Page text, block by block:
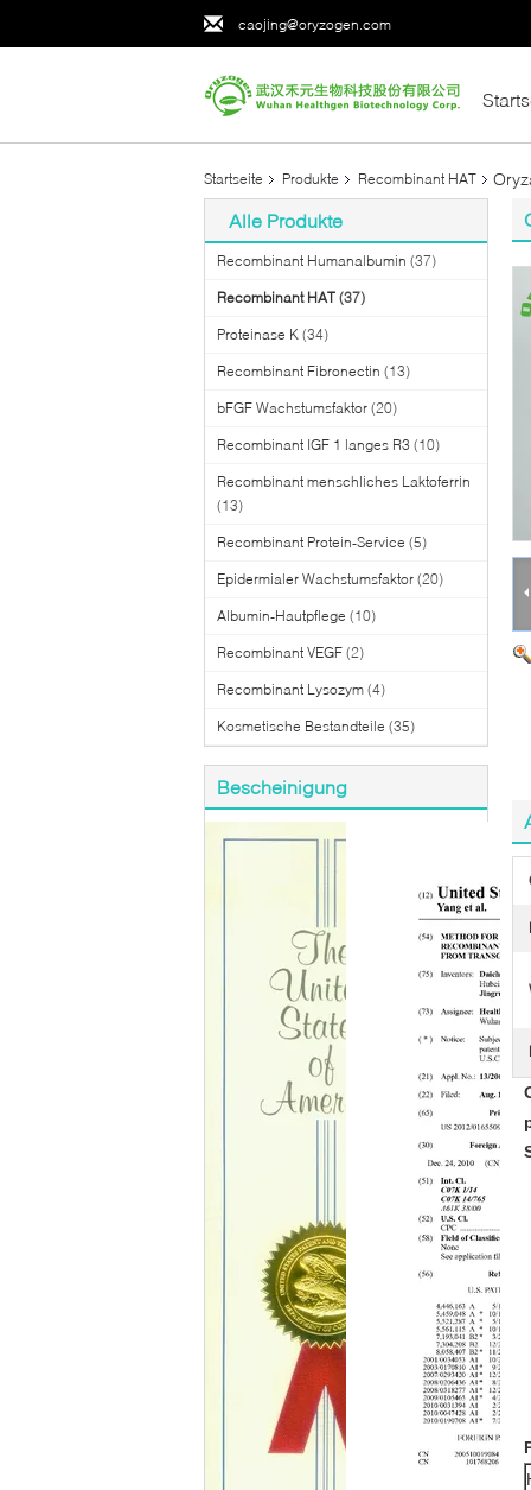
caojing@oryzogen.com
Startseite Produkte Recombinant HAT
Alle Produkte
Recombinant Humanalbumin (37)
Recombinant HAT (37)
Proteinase K (34)
Recombinant Fibronectin (13)
bFGF Wachstumsfaktor (20)
Recombinant IGF 1 langes R3 (10)
Recombinant menschliches Laktoferrin
(13)
Recombinant Protein-Service (5)
Epidermialer Wachstumsfaktor (20)
Albumin-Hautpflege (10)
Recombinant VEGF (2)
Recombinant Lysozym (4)
Kosmetische Bestandteile (35)
Bescheinigung